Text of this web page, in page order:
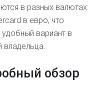
в разных валютах:
в евро, что
вариант в
владельца.
обзор